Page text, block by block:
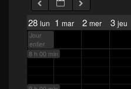
28 lun 1 mar 2 mer 3 jeu
Jour
entier
7 h 00 min
8 h 00 min